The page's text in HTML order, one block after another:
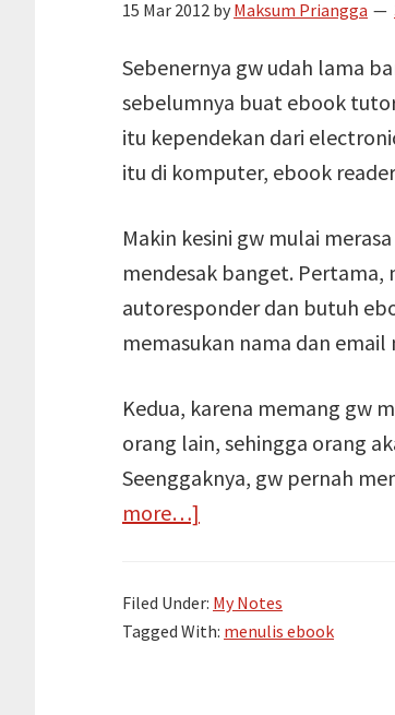
15 Mar 2012 by Maksum Priangga
Sebenernya gw udah lama
sebelumnya buat ebook
itu kependekan dari
itu di komputer, ebook
Makin kesini gw mulai
mendesak banget. Pertama,
autoresponder dan butuh
memasukan nama dan email
Kedua, karena memang gw
orang lain, sehingga orang
Seenggaknya, gw pernah
more…]
Ebook
Filed Under: My Notes
Tagged With: menulis ebook